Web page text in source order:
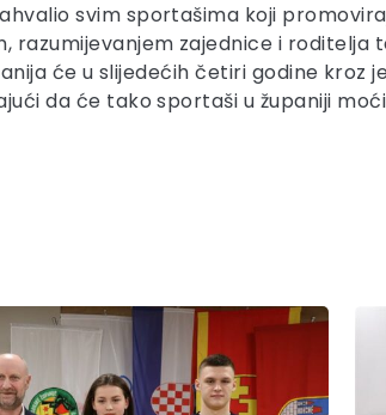
svim sportašima koji
razumijevanjem zajednice i
će u slijedećih četiri godine kroz
da će tako sportaši u županiji